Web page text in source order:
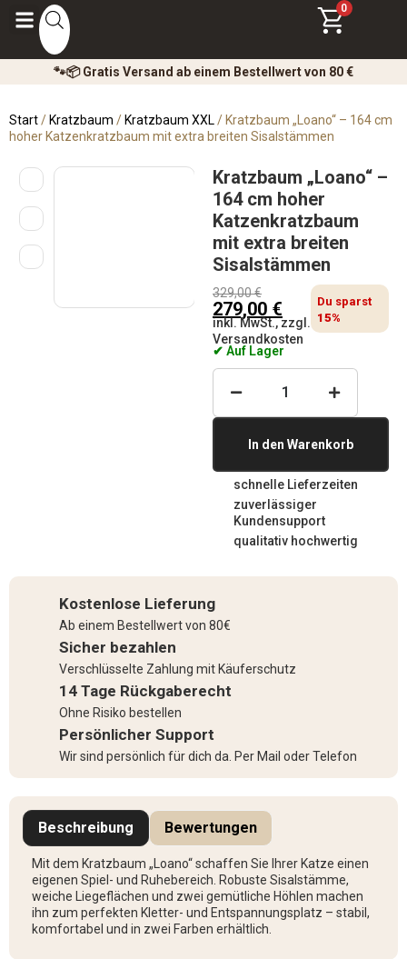
0
🐾📦 Gratis Versand ab einem Bestellwert von 80 €
Start/ Kratzbaum / Kratzbaum XXL / Kratzbaum „Loano“ – 164 cm
hoher Katzenkratzbaum mit extra breiten Sisalstämmen
Kratzbaum „Loano“ –
164 cm hoher
Katzenkratzbaum
mit extra breiten
Sisalstämmen
329,00€
279,00 €
Du sparst
15%
inkl. MwSt., zzgl.
Versandkosten
✔ Auf Lager
In den Warenkorb
schnelle Lieferzeiten
zuverlässiger
Kundensupport
qualitativ hochwertig
Kostenlose Lieferung
Ab einem Bestellwert von 80€
Sicher bezahlen
Verschlüsselte Zahlung mit Käuferschutz
14 Tage Rückgaberecht
Ohne Risiko bestellen
Persönlicher Support
Wir sind persönlich für dich da. Per Mail oder Telefon
Beschreibung Bewertungen
Mit dem Kratzbaum „Loano“ schaffen Sie Ihrer Katze einen
eigenen Spiel- und Ruhebereich. Robuste Sisalstämme,
weiche Liegeflächen und zwei gemütliche Höhlen machen
ihn zum perfekten Kletter- und Entspannungsplatz – stabil,
komfortabel und in zwei Farben erhältlich.